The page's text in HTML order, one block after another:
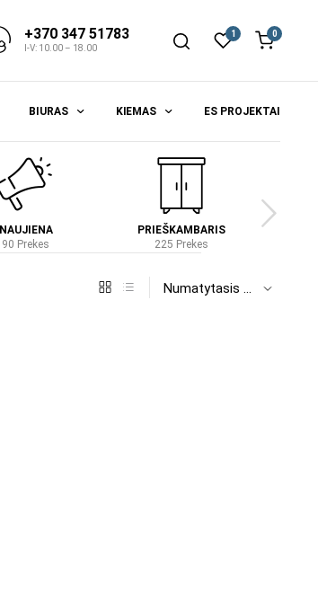
+370 347 51783
I-V: 10.00 – 18.00
1 0
BIURAS KIEMAS ES PROJEKTAI
NAUJIENA
90 Prekes
PRIEŠKAMBARIS
225 Prekes